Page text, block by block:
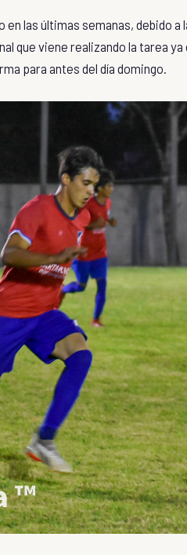
en las últimas semanas, debido
que viene realizando la tarea
para antes del día domingo.